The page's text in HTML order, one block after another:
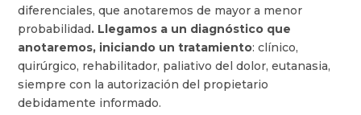
diferenciales, que anotaremos de mayor a menor
probabilidad. Llegamos a un diagnóstico que
anotaremos, iniciando un tratamiento: clínico,
quirúrgico, rehabilitador, paliativo del dolor, eutanasia,
siempre con la autorización del propietario
debidamente informado.